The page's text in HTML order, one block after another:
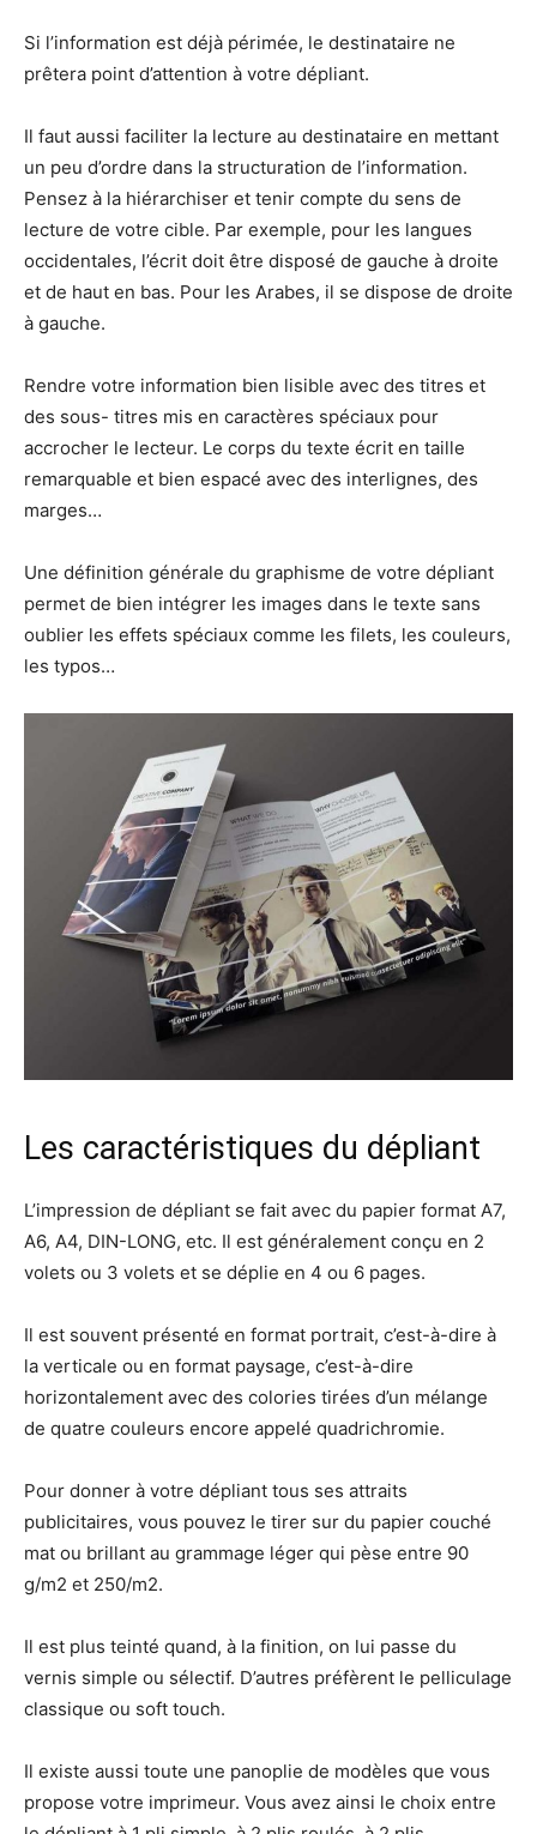
Si l’information est déjà périmée, le destinataire ne
prêtera point d’attention à votre dépliant.
Il faut aussi faciliter la lecture au destinataire en mettant
un peu d’ordre dans la structuration de l’information.
Pensez à la hiérarchiser et tenir compte du sens de
lecture de votre cible. Par exemple, pour les langues
occidentales, l’écrit doit être disposé de gauche à droite
et de haut en bas. Pour les Arabes, il se dispose de droite
à gauche.
Rendre votre information bien lisible avec des titres et
des sous- titres mis en caractères spéciaux pour
accrocher le lecteur. Le corps du texte écrit en taille
remarquable et bien espacé avec des interlignes, des
marges…
Une définition générale du graphisme de votre dépliant
permet de bien intégrer les images dans le texte sans
oublier les effets spéciaux comme les filets, les couleurs,
les typos…
Les caractéristiques du dépliant
L’impression de dépliant se fait avec du papier format A7,
A6, A4, DIN-LONG, etc. Il est généralement conçu en 2
volets ou 3 volets et se déplie en 4 ou 6 pages.
Il est souvent présenté en format portrait, c’est-à-dire à
la verticale ou en format paysage, c’est-à-dire
horizontalement avec des colories tirées d’un mélange
de quatre couleurs encore appelé quadrichromie.
Pour donner à votre dépliant tous ses attraits
publicitaires, vous pouvez le tirer sur du papier couché
mat ou brillant au grammage léger qui pèse entre 90
g/m2 et 250/m2.
Il est plus teinté quand, à la finition, on lui passe du
vernis simple ou sélectif. D’autres préfèrent le pelliculage
classique ou soft touch.
Il existe aussi toute une panoplie de modèles que vous
propose votre imprimeur. Vous avez ainsi le choix entre